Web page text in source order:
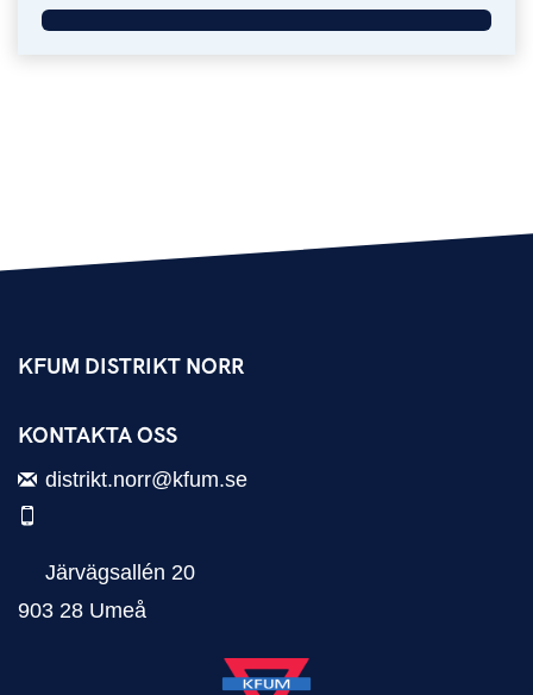
KFUM DISTRIKT NORR
KONTAKTA OSS
distrikt.norr@kfum.se
Järvägsallén 20
903 28 Umeå